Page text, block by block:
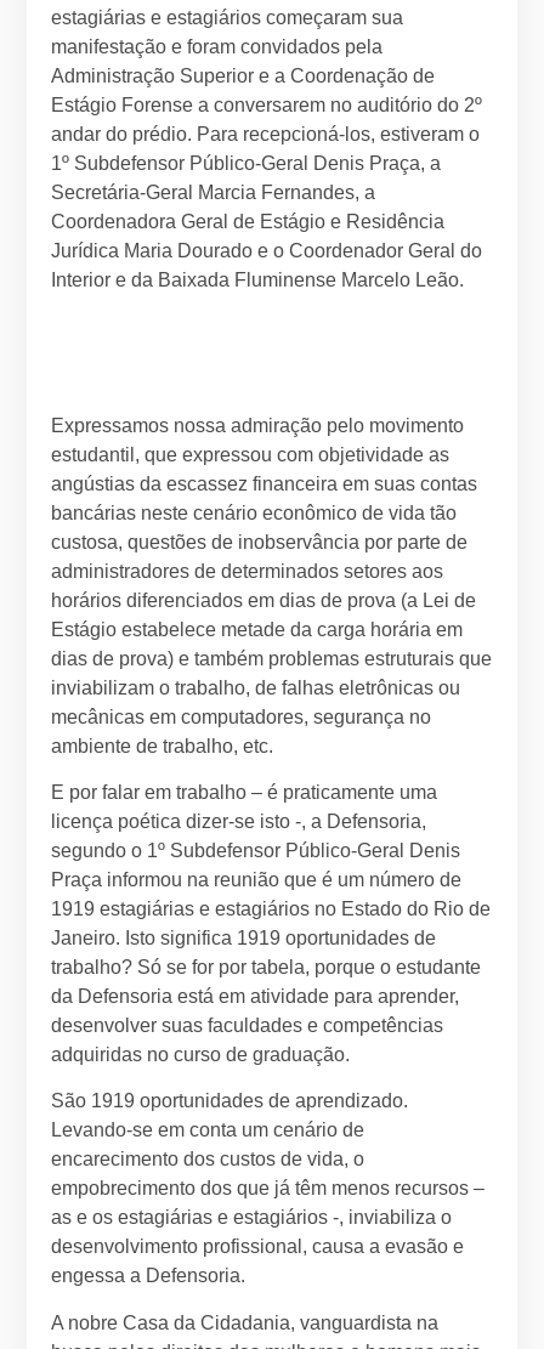
estagiárias e estagiários começaram sua
manifestação e foram convidados pela
Administração Superior e a Coordenação de
Estágio Forense a conversarem no auditório do 2º
andar do prédio. Para recepcioná-los, estiveram o
1º Subdefensor Público-Geral Denis Praça, a
Secretária-Geral Marcia Fernandes, a
Coordenadora Geral de Estágio e Residência
Jurídica Maria Dourado e o Coordenador Geral do
Interior e da Baixada Fluminense Marcelo Leão.
Expressamos nossa admiração pelo movimento
estudantil, que expressou com objetividade as
angústias da escassez financeira em suas contas
bancárias neste cenário econômico de vida tão
custosa, questões de inobservância por parte de
administradores de determinados setores aos
horários diferenciados em dias de prova (a Lei de
Estágio estabelece metade da carga horária em
dias de prova) e também problemas estruturais que
inviabilizam o trabalho, de falhas eletrônicas ou
mecânicas em computadores, segurança no
ambiente de trabalho, etc.
E por falar em trabalho – é praticamente uma
licença poética dizer-se isto -, a Defensoria,
segundo o 1º Subdefensor Público-Geral Denis
Praça informou na reunião que é um número de
1919 estagiárias e estagiários no Estado do Rio de
Janeiro. Isto significa 1919 oportunidades de
trabalho? Só se for por tabela, porque o estudante
da Defensoria está em atividade para aprender,
desenvolver suas faculdades e competências
adquiridas no curso de graduação.
São 1919 oportunidades de aprendizado.
Levando-se em conta um cenário de
encarecimento dos custos de vida, o
empobrecimento dos que já têm menos recursos –
as e os estagiárias e estagiários -, inviabiliza o
desenvolvimento profissional, causa a evasão e
engessa a Defensoria.
A nobre Casa da Cidadania, vanguardista na